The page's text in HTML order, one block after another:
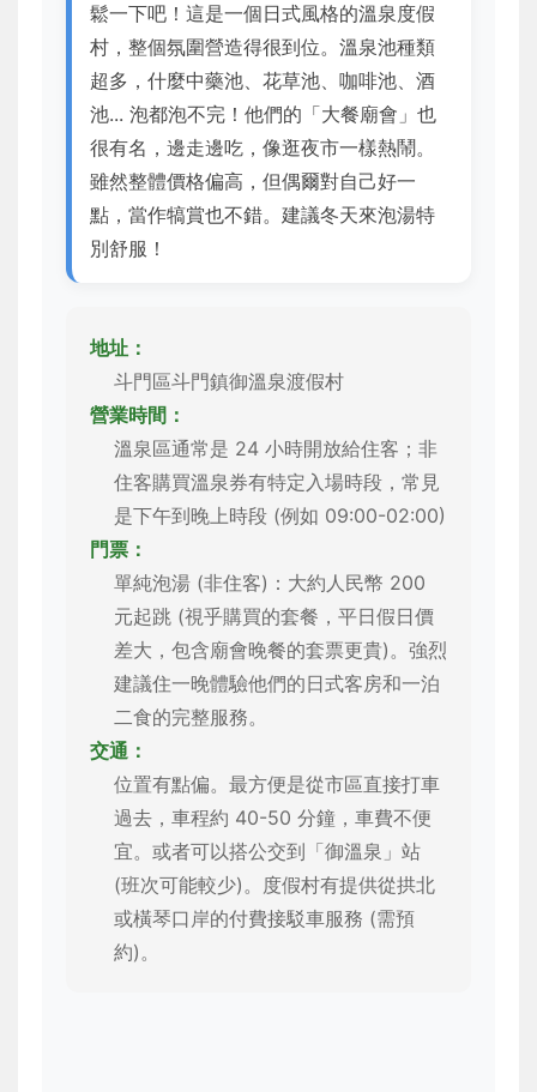
鬆一下吧！這是一個日式風格的溫泉度假
村，整個氛圍營造得很到位。溫泉池種類
超多，什麼中藥池、花草池、咖啡池、酒
池... 泡都泡不完！他們的「大餐廟會」也
很有名，邊走邊吃，像逛夜市一樣熱鬧。
雖然整體價格偏高，但偶爾對自己好一
點，當作犒賞也不錯。建議冬天來泡湯特
別舒服！
地址：
斗門區斗門鎮御溫泉渡假村
營業時間：
溫泉區通常是 24 小時開放給住客；非
住客購買溫泉券有特定入場時段，常見
是下午到晚上時段 (例如 09:00-02:00)
門票：
單純泡湯 (非住客)：大約人民幣 200
元起跳 (視乎購買的套餐，平日假日價
差大，包含廟會晚餐的套票更貴)。強烈
建議住一晚體驗他們的日式客房和一泊
二食的完整服務。
交通：
位置有點偏。最方便是從市區直接打車
過去，車程約 40-50 分鐘，車費不便
宜。或者可以搭公交到「御溫泉」站
(班次可能較少)。度假村有提供從拱北
或橫琴口岸的付費接駁車服務 (需預
約)。